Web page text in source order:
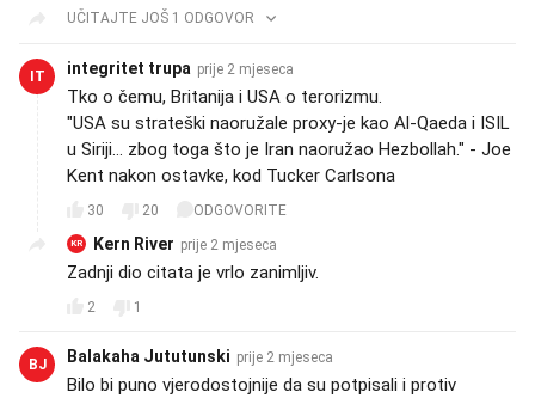
UČITAJTE JOŠ 1 ODGOVOR
IT integritet trupa prije 2 mjeseca
Tko o čemu, Britanija i USA o terorizmu.
"USA su strateški naoružale proxy-je kao Al-Qaeda i ISIL
u Siriji... zbog toga što je Iran naoružao Hezbollah." - Joe
Kent nakon ostavke, kod Tucker Carlsona
30 20 ODGOVORITE
KR Kern River prije 2 mjeseca
Zadnji dio citata je vrlo zanimljiv.
2 1
BJ Balakaha Jututunski prije 2 mjeseca
Bilo bi puno vjerodostojnije da su potpisali i protiv